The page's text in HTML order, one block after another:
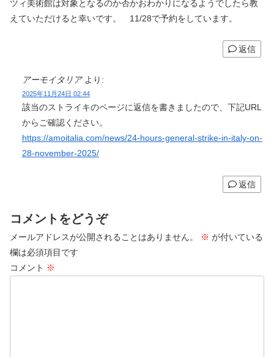
ツィ美術館は対象となるのか否かおわかりになるようでしたら教
えていただけると幸いです。 11/28で予約をしています。
返信
アーモイタリア より:
2025年11月24日 02:44
該当のストライキのページに返信を書きましたので、下記URL
からご確認ください。
https://amoitalia.com/news/24-hours-general-strike-in-italy-on-
28-november-2025/
返信
コメントをどうぞ
メールアドレスが公開されることはありません。 ※ が付いている
欄は必須項目です
コメント ※